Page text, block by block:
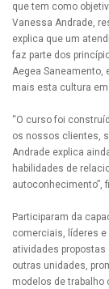
que tem como
Vanessa Andrade,
explica que um
faz parte dos
Aegea Saneamento,
mais esta cultura
“O curso foi
os nossos clientes,
Andrade explica
habilidades de
autoconhecimento”,
Participaram da
comerciais, líderes
atividades
outras unidades,
modelos de trabalho